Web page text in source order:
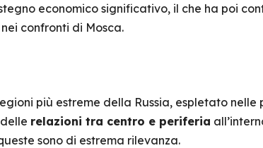
economico significativo, il che ha poi
confronti di Mosca.
più estreme della Russia, espletato nelle
relazioni tra centro e periferia
sono di estrema rilevanza.